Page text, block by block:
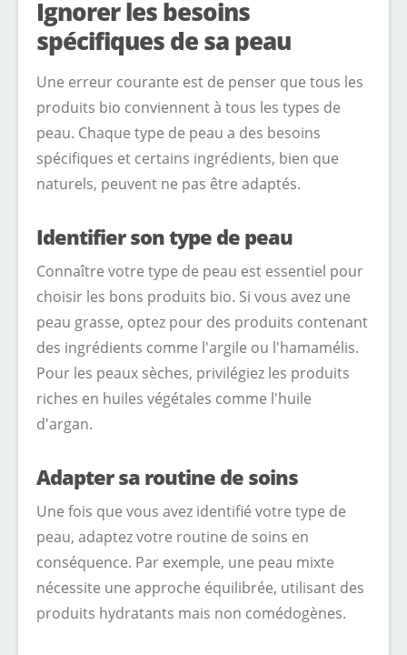
Ignorer les besoins
spécifiques de sa peau
Une erreur courante est de penser que tous les
produits bio conviennent à tous les types de
peau. Chaque type de peau a des besoins
spécifiques et certains ingrédients, bien que
naturels, peuvent ne pas être adaptés.
Identifier son type de peau
Connaître votre type de peau est essentiel pour
choisir les bons produits bio. Si vous avez une
peau grasse, optez pour des produits contenant
des ingrédients comme l'argile ou l'hamamélis.
Pour les peaux sèches, privilégiez les produits
riches en huiles végétales comme l'huile
d'argan.
Adapter sa routine de soins
Une fois que vous avez identifié votre type de
peau, adaptez votre routine de soins en
conséquence. Par exemple, une peau mixte
nécessite une approche équilibrée, utilisant des
produits hydratants mais non comédogènes.